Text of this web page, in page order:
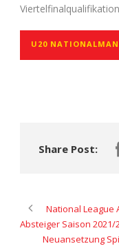
U20
Share Post:
National League
Absteiger Saison 2021/
Neuansetzung